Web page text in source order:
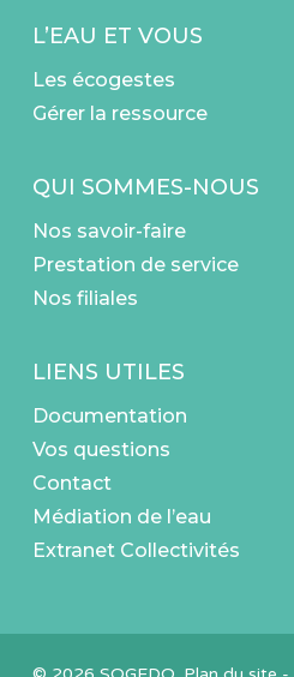
L’EAU ET VOUS
Les écogestes
Gérer la ressource
QUI SOMMES-NOUS
Nos savoir-faire
Prestation de service
Nos filiales
LIENS UTILES
Documentation
Vos questions
Contact
Médiation de l’eau
Extranet Collectivités